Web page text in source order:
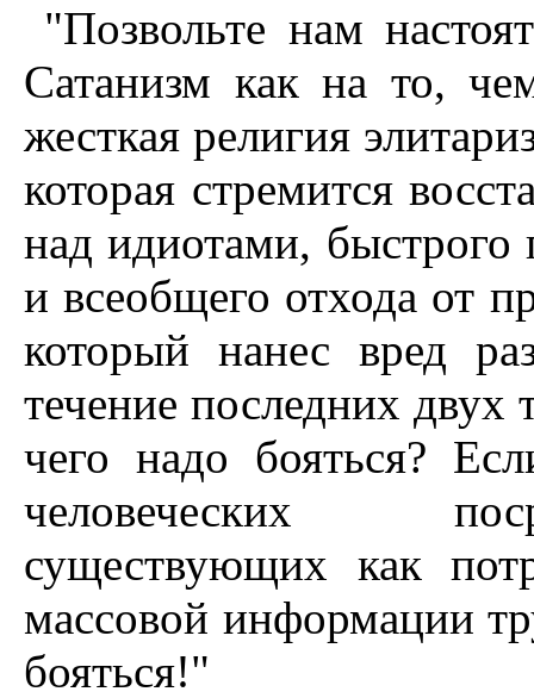
"Позвольте нам
Сатанизм как на то,
жесткая религия
которая стремится
над идиотами, быстрого
и всеобщего отхода от
который нанес вред
течение последних двух
чего надо бояться?
человеческих
существующих как
массовой информации
бояться!"